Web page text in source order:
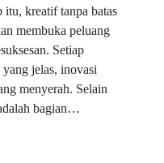
itu, kreatif tanpa batas
membuka peluang
Setiap
jelas, inovasi
menyerah. Selain
bagian…